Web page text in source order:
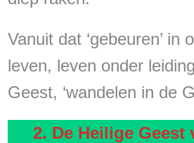
Vanuit dat ‘gebeuren’ in
leven, leven onder
Geest, ‘wandelen in de
2. De Heilige Geest